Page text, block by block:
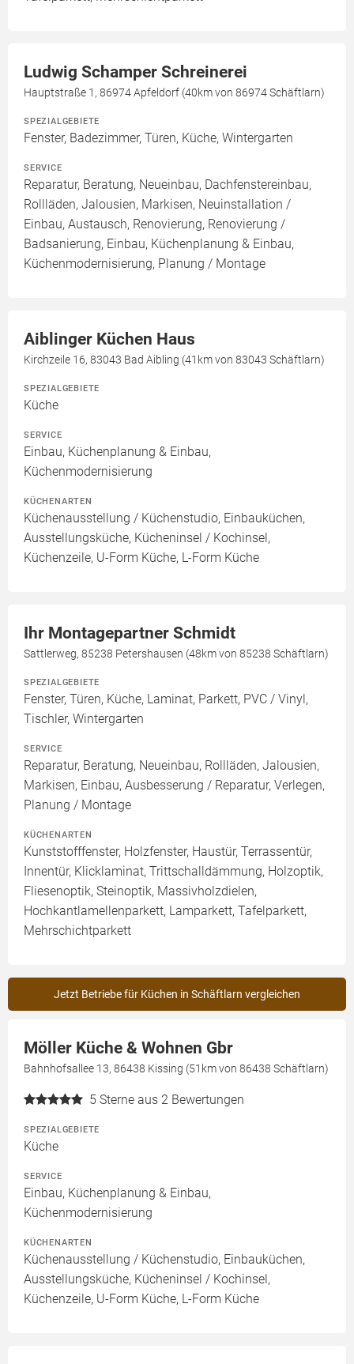
Ludwig Schamper Schreinerei
Hauptstraße 1, 86974 Apfeldorf (40km von 86974 Schäftlarn)
SPEZIALGEBIETE
Fenster, Badezimmer, Türen, Küche, Wintergarten
SERVICE
Reparatur, Beratung, Neueinbau, Dachfenstereinbau,
Rollläden, Jalousien, Markisen, Neuinstallation /
Einbau, Austausch, Renovierung, Renovierung /
Badsanierung, Einbau, Küchenplanung & Einbau,
Küchenmodernisierung, Planung / Montage
Aiblinger Küchen Haus
Kirchzeile 16, 83043 Bad Aibling (41km von 83043 Schäftlarn)
SPEZIALGEBIETE
Küche
SERVICE
Einbau, Küchenplanung & Einbau,
Küchenmodernisierung
KÜCHENARTEN
Küchenausstellung / Küchenstudio, Einbauküchen,
Ausstellungsküche, Kücheninsel / Kochinsel,
Küchenzeile, U-Form Küche, L-Form Küche
Ihr Montagepartner Schmidt
Sattlerweg, 85238 Petershausen (48km von 85238 Schäftlarn)
SPEZIALGEBIETE
Fenster, Türen, Küche, Laminat, Parkett, PVC / Vinyl,
Tischler, Wintergarten
SERVICE
Reparatur, Beratung, Neueinbau, Rollläden, Jalousien,
Markisen, Einbau, Ausbesserung / Reparatur, Verlegen,
Planung / Montage
KÜCHENARTEN
Kunststofffenster, Holzfenster, Haustür, Terrassentür,
Innentür, Klicklaminat, Trittschalldämmung, Holzoptik,
Fliesenoptik, Steinoptik, Massivholzdielen,
Hochkantlamellenparkett, Lamparkett, Tafelparkett,
Mehrschichtparkett
Jetzt Betriebe für Küchen in Schäftlarn vergleichen
Möller Küche & Wohnen Gbr
Bahnhofsallee 13, 86438 Kissing (51km von 86438 Schäftlarn)
5 Sterne aus 2 Bewertungen
SPEZIALGEBIETE
Küche
SERVICE
Einbau, Küchenplanung & Einbau,
Küchenmodernisierung
KÜCHENARTEN
Küchenausstellung / Küchenstudio, Einbauküchen,
Ausstellungsküche, Kücheninsel / Kochinsel,
Küchenzeile, U-Form Küche, L-Form Küche